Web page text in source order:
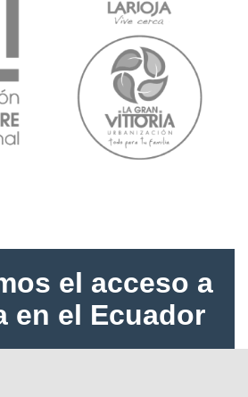
el acceso a
en el Ecuador